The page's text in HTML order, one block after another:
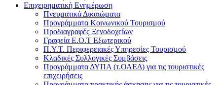
Επιχειρηματική Ενημέρωση
Πνευματικά Δικαιώματα
Προγράμματα Κοινωνικού Τουρισμού
Προδιαγραφές Ξενοδοχείων
Γραφεία Ε.Ο.Τ Εξωτερικού
Π.Υ.Τ. Περιφερειακές Υπηρεσίες Τουρισμού
Κλαδικές Συλλογικές Συμβάσεις
Προγράμματα ΔΥΠΑ (τ.ΟΑΕΔ) για τις τουριστικές
επιχειρήσεις